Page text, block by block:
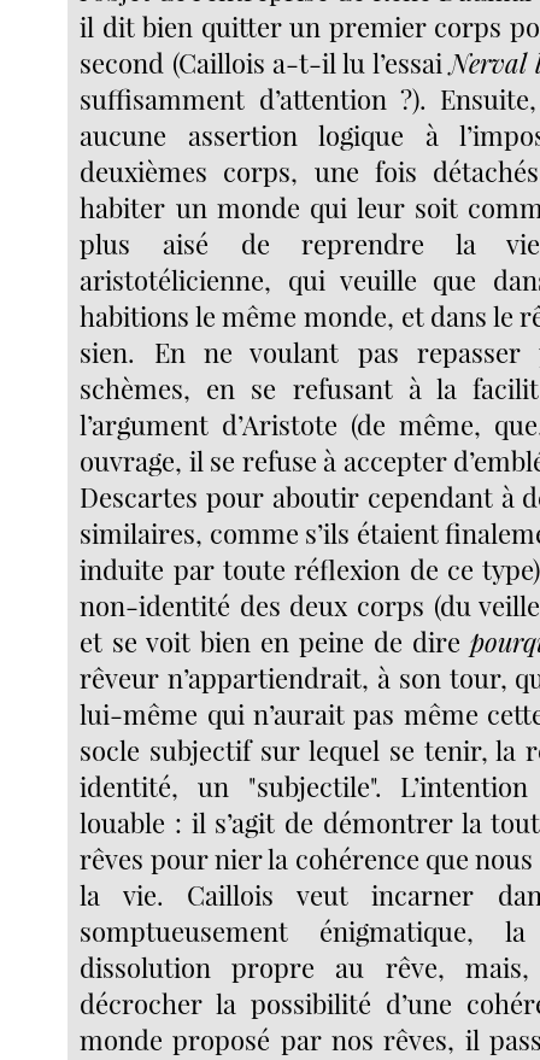
il dit bien quitter un premier corps
second (Caillois a-t-il lu l’essaiNerval
suffisamment d’attention ?).
aucune assertion logique à
deuxièmes corps, une fois
habiter un monde qui leur soit
plus aisé de reprendre la
aristotélicienne, qui veuille que
habitions le même monde, et dans le
sien. En ne voulant pas repasser
schèmes, en se refusant à la
l’argument d’Aristote (de même,
ouvrage, il se refuse à accepter
Descartes pour aboutir cependant à
similaires, comme s’ils étaient
induite par toute réflexion de ce
non-identité des deux corps (du
et se voit bien en peine de dire
rêveur n’appartiendrait, à son tour,
lui-même qui n’aurait pas même
socle subjectif sur lequel se tenir, la
identité, un "subjectile".
louable : il s’agit de démontrer la
rêves pour nier la cohérence que
la vie. Caillois veut incarner
somptueusement énigmatique,
dissolution propre au rêve,
décrocher la possibilité d’une
monde proposé par nos rêves, il